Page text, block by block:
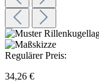
Regulärer Preis:
34,26 €